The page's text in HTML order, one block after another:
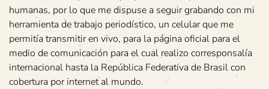
humanas, por lo que me dispuse a seguir grabando con mi
herramienta de trabajo periodístico, un celular que me
permitía transmitir en vivo, para la página oficial para el
medio de comunicación para el cual realizo corresponsalía
internacional hasta la República Federativa de Brasil con
cobertura por internet al mundo.